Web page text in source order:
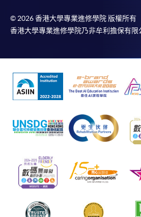
© 2026 香港大學專業進修學院 版權所有
香港大學專業進修學院乃非牟利擔保有限